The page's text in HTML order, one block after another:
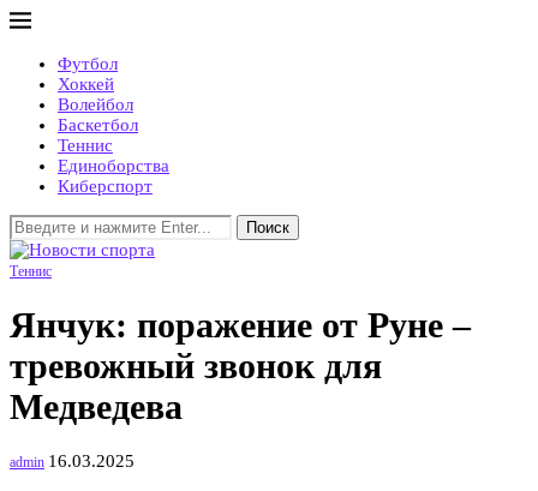
Футбол
Хоккей
Волейбол
Баскетбол
Теннис
Единоборства
Киберспорт
Поиск
Теннис
Янчук: поражение от Руне –
тревожный звонок для
Медведева
admin 16.03.2025